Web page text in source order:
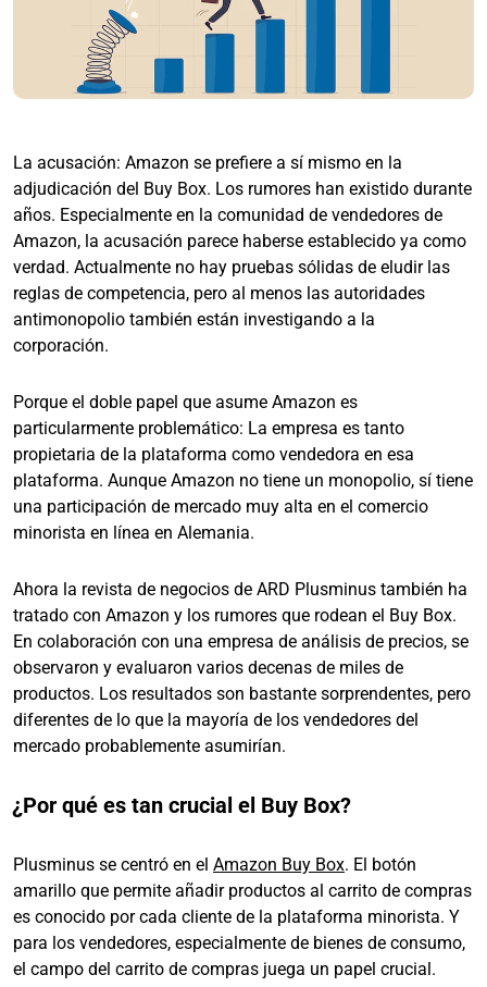
La acusación: Amazon se prefiere a sí mismo en la
adjudicación del Buy Box. Los rumores han existido durante
años. Especialmente en la comunidad de vendedores de
Amazon, la acusación parece haberse establecido ya como
verdad. Actualmente no hay pruebas sólidas de eludir las
reglas de competencia, pero al menos las autoridades
antimonopolio también están investigando a la
corporación.
Porque el doble papel que asume Amazon es
particularmente problemático: La empresa es tanto
propietaria de la plataforma como vendedora en esa
plataforma. Aunque Amazon no tiene un monopolio, sí tiene
una participación de mercado muy alta en el comercio
minorista en línea en Alemania.
Ahora la revista de negocios de ARD Plusminus también ha
tratado con Amazon y los rumores que rodean el Buy Box.
En colaboración con una empresa de análisis de precios, se
observaron y evaluaron varios decenas de miles de
productos. Los resultados son bastante sorprendentes, pero
diferentes de lo que la mayoría de los vendedores del
mercado probablemente asumirían.
¿Por qué es tan crucial el Buy Box?
Plusminus se centró en el Amazon Buy Box. El botón
amarillo que permite añadir productos al carrito de compras
es conocido por cada cliente de la plataforma minorista. Y
para los vendedores, especialmente de bienes de consumo,
el campo del carrito de compras juega un papel crucial.